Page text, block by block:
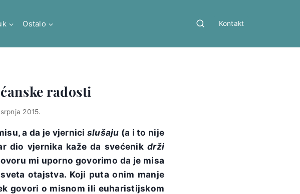
Ostalo Kontakt
radosti
2015.
a da je vjernici slušaju (a i to nije
dio vjernika kaže da svećenikdrži
mi uporno govorimo da je misa
sveta otajstva. Koji puta onim manje
govori o misnom ili euharistijskom